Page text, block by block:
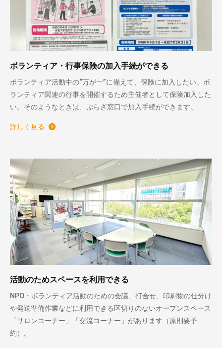
ボランティア・行事保険の加入手続ができる
ボランティア活動中の“万が一”に備えて、保険に加入したい。ボ
ランティア関連の行事を開催するため主催者として保険加入した
い。そのようなときは、ぷらざ窓口で加入手続ができます。
詳しく見る
活動のためスペースを利用できる
NPO・ボランティア活動のための会議、打合せ、印刷物の仕分け
や発送準備作業などに利用できる区切りのないオープンスペース
「サロンコーナー」「交流コーナー」があります（原則要予
約）。